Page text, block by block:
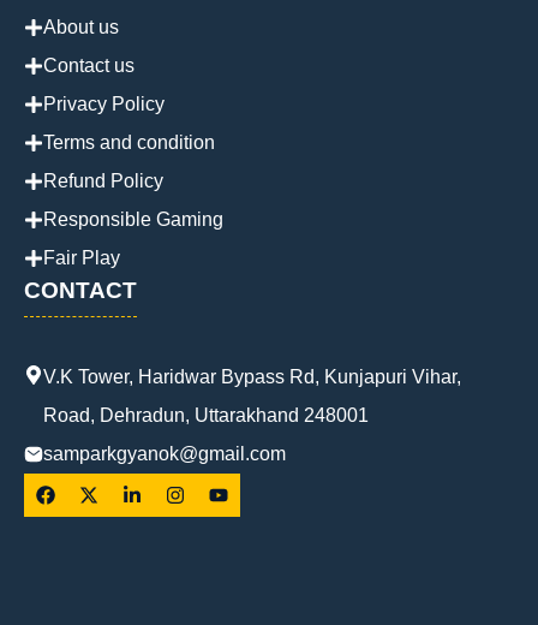
About us
Contact us
Privacy Policy
Terms and condition
Refund Policy
Responsible Gaming
Fair Play
CONTACT
V.K Tower, Haridwar Bypass Rd, Kunjapuri Vihar,
Road, Dehradun, Uttarakhand 248001
samparkgyanok@gmail.com